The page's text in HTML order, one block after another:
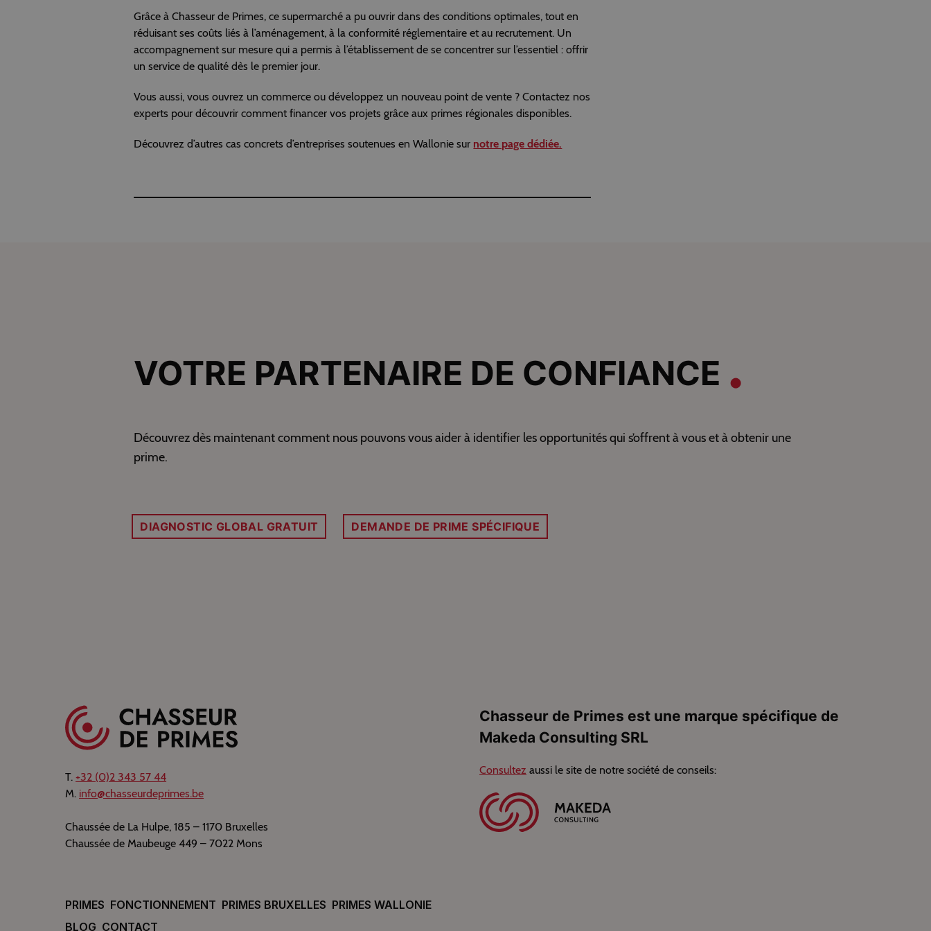
Grâce à Chasseur de Primes, ce supermarché a pu ouvrir dans des conditions optimales, tout en
réduisant ses coûts liés à l’aménagement, à la conformité réglementaire et au recrutement. Un
accompagnement sur mesure qui a permis à l’établissement de se concentrer sur l’essentiel : offrir
un service de qualité dès le premier jour.
Vous aussi, vous ouvrez un commerce ou développez un nouveau point de vente ? Contactez nos
experts pour découvrir comment financer vos projets grâce aux primes régionales disponibles.
Découvrez d’autres cas concrets d’entreprises soutenues en Wallonie sur notre page dédiée.
VOTRE PARTENAIRE DE CONFIANCE
Découvrez dès maintenant comment nous pouvons vous aider à identifier les opportunités qui s’offrent à vous et à obtenir une
prime.
DIAGNOSTIC GLOBAL GRATUIT DEMANDE DE PRIME SPÉCIFIQUE
T.+32 (0)2 343 57 44
M. info@chasseurdeprimes.be
Chaussée de La Hulpe, 185 – 1170 Bruxelles
Chaussée de Maubeuge 449 – 7022 Mons
PRIMES FONCTIONNEMENT PRIMES BRUXELLES PRIMES WALLONIE
BLOG CONTACT
Chasseur de Primes est une marque spécifique de
Makeda Consulting SRL
Consultez aussi le site de notre société de conseils: